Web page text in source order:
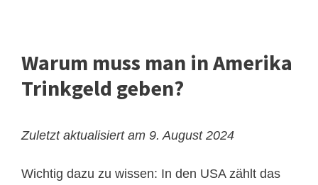
Warum muss man in Amerika
Trinkgeld geben?
Zuletzt aktualisiert am 9. August 2024
Wichtig dazu zu wissen: In den USA zählt das